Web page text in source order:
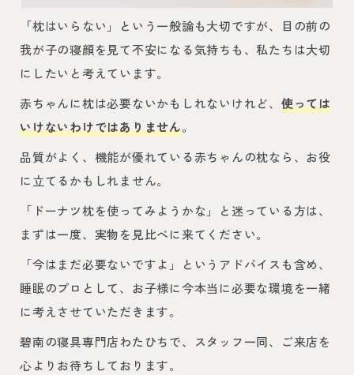
「枕はいらない」という一般論も大切ですが、目の前の
我が子の寝顔を見て不安になる気持ちも、私たちは大切
にしたいと考えています。
赤ちゃんに枕は必要ないかもしれないけれど、 使っては
いけないわけではありません。
品質がよく、機能が優れている赤ちゃんの枕なら、お役
に立てるかもしれません。
「ドーナツ枕を使ってみようかな」と迷っている方は、
まずは一度、実物を見比べに来てください。
「今はまだ必要ないですよ」というアドバイスも含め、
睡眠のプロとして、お子様に今本当に必要な環境を一緒
に考えさせていただきます。
碧南の寝具専門店わたひちで、スタッフ一同、ご来店を
心よりお待ちしております。